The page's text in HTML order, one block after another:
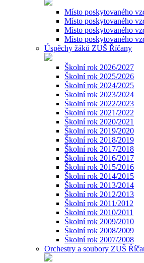
Místo poskytovaného
Místo poskytovaného
Místo poskytovaného
Místo poskytovaného
Úspěchy žáků ZUŠ Říčany
Školní rok 2026/2027
Školní rok 2025/2026
Školní rok 2024/2025
Školní rok 2023/2024
Školní rok 2022/2023
Školní rok 2021/2022
Školní rok 2020/2021
Školní rok 2019/2020
Školní rok 2018/2019
Školní rok 2017/2018
Školní rok 2016/2017
Školní rok 2015/2016
Školní rok 2014/2015
Školní rok 2013/2014
Školní rok 2012/2013
Školní rok 2011/2012
Školní rok 2010/2011
Školní rok 2009/2010
Školní rok 2008/2009
Školní rok 2007/2008
Orchestry a soubory ZUŠ